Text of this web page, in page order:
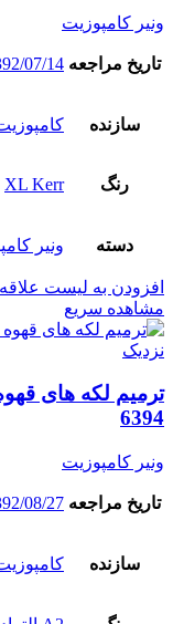
ونیر کامپوزیت
تاریخ مراجعه 07/14
سازنده
رنگ XL Kerr
دسته ونیر
افزودن به لیست علاقه
مشاهده سریع
نزدیک
ترمیم لکه های
6394
ونیر کامپوزیت
تاریخ مراجعه 08/27
سازنده